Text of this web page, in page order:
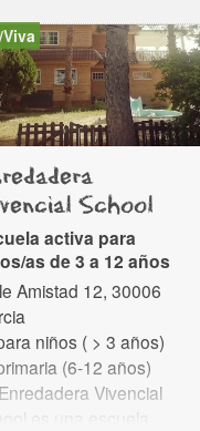
School
activa para
as de 3 a 12 años
Amistad 12, 30006
niños ( > 3 años)
(6-12 años)
Vivencial
es una escuela